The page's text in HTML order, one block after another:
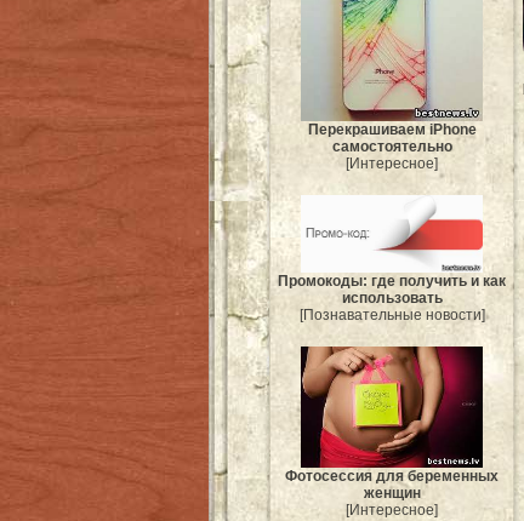
Перекрашиваем iPhone
самостоятельно
[Интересное]
Промокоды: где получить и как
использовать
[Познавательные новости]
Фотосессия для беременных
женщин
[Интересное]